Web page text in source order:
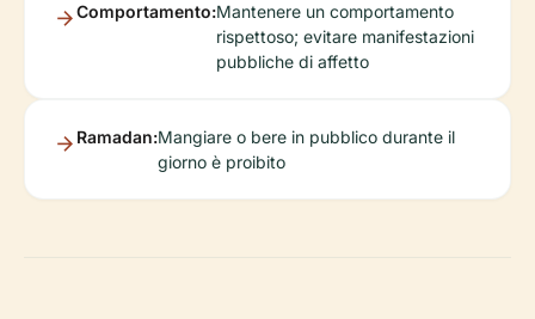
Comportamento:Mantenere un comportamento
rispettoso; evitare manifestazioni
pubbliche di affetto
Ramadan:Mangiare o bere in pubblico durante il
giorno è proibito